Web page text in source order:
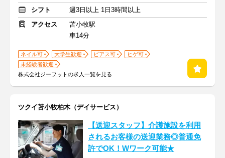
シフト
週3日以上 1日3時間以上
アクセス
苫小牧駅
車14分
ネイル可 大学生歓迎 ピアス可
ヒゲ可
未経験者歓迎
株式会社ジーフットの求人一覧を見る
ツクイ苫小牧柏木（デイサービス）
【送迎スタッフ】介護施設を利用
されるお客様の送迎業務◎普通免
許でOK！Wワーク可能★